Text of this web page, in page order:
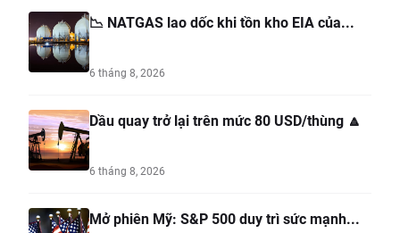
📉 NATGAS lao dốc khi tồn kho EIA của...
6 tháng 8, 2026
Dầu quay trở lại trên mức 80 USD/thùng 🔼
6 tháng 8, 2026
Mở phiên Mỹ: S&P 500 duy trì sức mạnh...